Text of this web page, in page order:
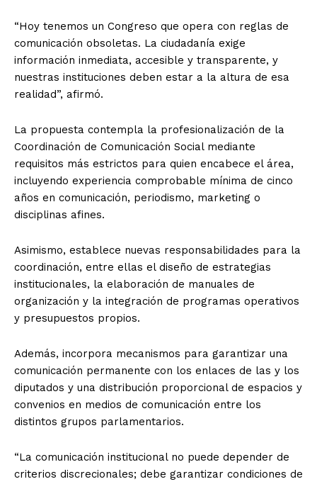
“Hoy tenemos un Congreso que opera con reglas de
comunicación obsoletas. La ciudadanía exige
información inmediata, accesible y transparente, y
nuestras instituciones deben estar a la altura de esa
realidad”, afirmó.
La propuesta contempla la profesionalización de la
Coordinación de Comunicación Social mediante
requisitos más estrictos para quien encabece el área,
incluyendo experiencia comprobable mínima de cinco
años en comunicación, periodismo, marketing o
disciplinas afines.
Asimismo, establece nuevas responsabilidades para la
coordinación, entre ellas el diseño de estrategias
institucionales, la elaboración de manuales de
organización y la integración de programas operativos
y presupuestos propios.
Además, incorpora mecanismos para garantizar una
comunicación permanente con los enlaces de las y los
diputados y una distribución proporcional de espacios y
convenios en medios de comunicación entre los
distintos grupos parlamentarios.
“La comunicación institucional no puede depender de
criterios discrecionales; debe garantizar condiciones de